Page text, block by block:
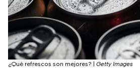
¿Qué refrescos son mejores? Getty Images